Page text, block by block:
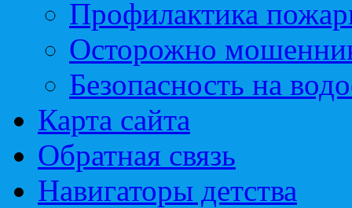
Профилактика
Осторожно
Безопасность на
Карта сайта
Обратная связь
Навигаторы детства